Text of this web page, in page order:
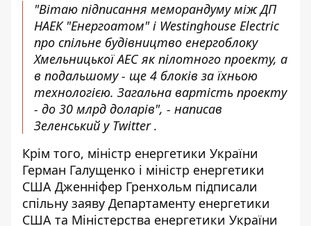
"Вітаю підписання меморандуму між ДП
НАЕК "Енергоатом" і Westinghouse Electric
про спільне будівництво енергоблоку
Хмельницької АЕС як пілотного проекту, а
в подальшому - ще 4 блоків за їхньою
технологією. Загальна вартість проекту
- до 30 млрд доларів", - написав
Зеленський у Twitter.
Крім того, міністр енергетики України
Герман Галущенко і міністр енергетики
США Дженніфер Гренхольм підписали
спільну заяву Департаменту енергетики
США та Міністерства енергетики України